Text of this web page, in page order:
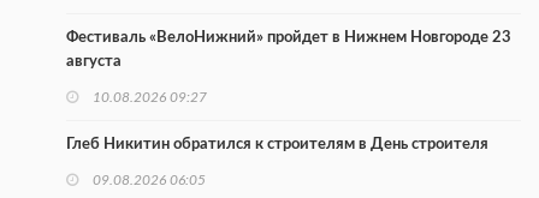
Фестиваль «ВелоНижний» пройдет в Нижнем Новгороде 23
августа
10.08.2026 09:27
Глеб Никитин обратился к строителям в День строителя
09.08.2026 06:05